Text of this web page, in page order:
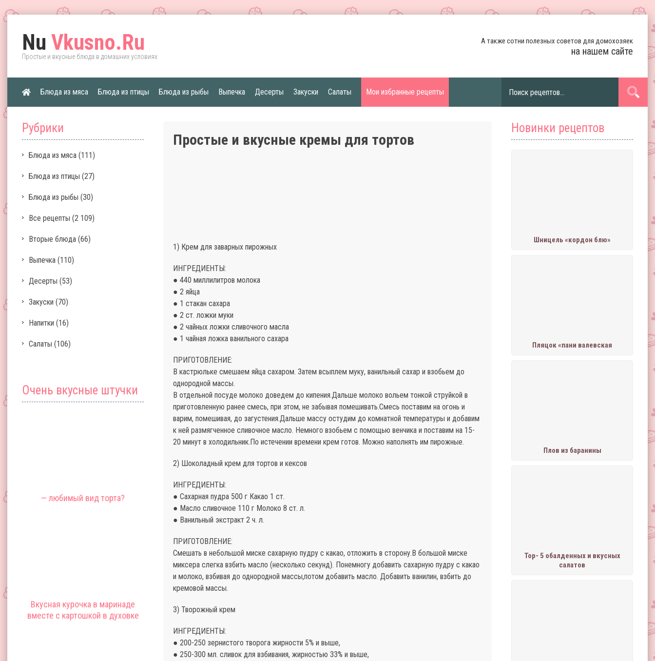
Nu Vkusno.Ru
Простые и вкусные блюда в домашних условиях
А также сотни полезных советов для домохозяек
на нашем сайте
Блюда из мяса Блюда из птицы Блюда из рыбы Выпечка Десерты Закуски Салаты Мои избранные рецепты
Рубрики
Блюда из мяса (111)
Блюда из птицы (27)
Блюда из рыбы (30)
Все рецепты (2 109)
Вторые блюда (66)
Выпечка (110)
Десерты (53)
Закуски (70)
Напитки (16)
Салаты (106)
Очень вкусные штучки
— любимый вид торта?
Вкусная курочка в маринаде
вместе с картошкой в духовке
Новинки рецептов
Шницель «кордон блю»
Пляцок «пани валевская
Плов из баранины
Тор- 5 обалденных и вкусных
салатов
Простые и вкусные кремы для тортов
1) Крем для заварных пирожных
ИНГРЕДИЕНТЫ:
● 440 миллилитров молока
● 2 яйца
● 1 стакан сахара
● 2 ст. ложки муки
● 2 чайных ложки сливочного масла
● 1 чайная ложка ванильного сахара
ПРИГОТОВЛЕНИЕ:
В кастрюльке смешаем яйца сахаром. Затем всыплем муку, ванильный сахар и взобьем до
однородной массы.
В отдельной посуде молоко доведем до кипения.Дальше молоко вольем тонкой струйкой в
приготовленную ранее смесь, при этом, не забывая помешивать.Смесь поставим на огонь и
варим, помешивая, до загустения.Дальше массу остудим до комнатной температуры и добавим
к ней размягченное сливочное масло. Немного взобьем с помощью венчика и поставим на 15-
20 минут в холодильник.По истечении времени крем готов. Можно наполнять им пирожные.
2) Шоколадный крем для тортов и кексов
ИНГРЕДИЕНТЫ:
● Сахарная пудра 500 г Какао 1 ст.
● Масло сливочное 110 г Молоко 8 ст. л.
● Ванильный экстракт 2 ч. л.
ПРИГОТОВЛЕНИЕ:
Смешать в небольшой миске сахарную пудру с какао, отложить в сторону.В большой миске
миксера слегка взбить масло (несколько секунд). Понемногу добавить сахарную пудру с какао
и молоко, взбивая до однородной массы,потом добавить масло. Добавить ванилин, взбить до
кремовой массы.
3) Творожный крем
ИНГРЕДИЕНТЫ:
● 200-250 зернистого творога жирности 5% и выше,
● 250-300 мл. сливок для взбивания, жирностью 33% и выше,